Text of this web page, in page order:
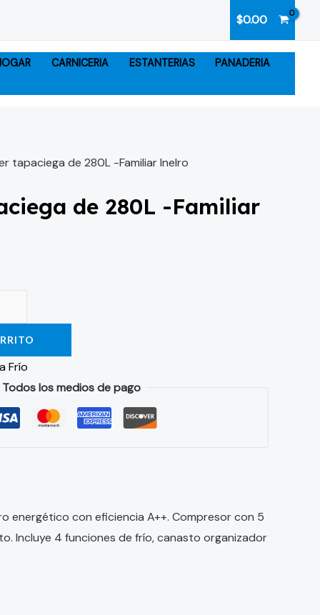
$0.00
CARNICERIA ESTANTERIAS
PANADERIA
tapaciega de 280L -Familiar Inelro
de 280L -Familiar
Frío
Todos los medios de pago
energético con eficiencia A++. Compresor con 5
Incluye 4 funciones de frío, canasto organizador